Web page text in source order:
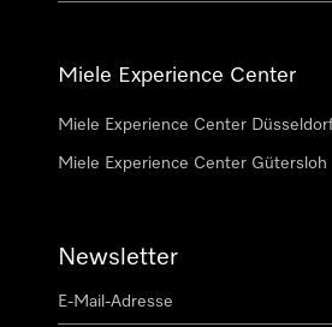
Miele Experience Center
Miele Experience Center Düsseldorf
Miele Experience Center Gütersloh
Newsletter